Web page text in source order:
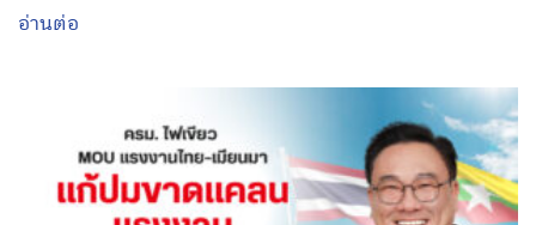
อ่านต่อ